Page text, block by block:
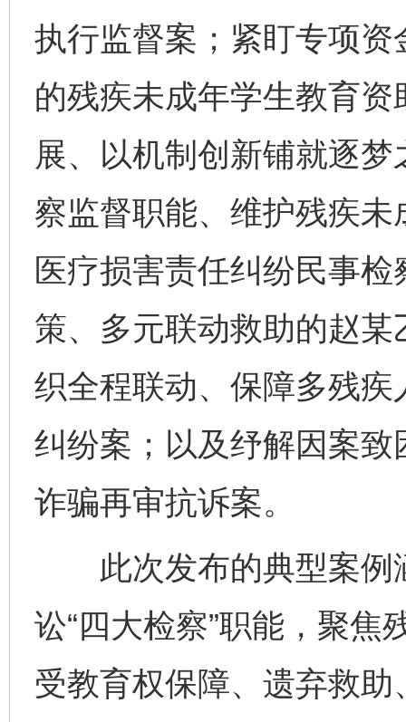
执行监督案；紧盯专项
的残疾未成年学生教育
展、以机制创新铺就逐
察监督职能、维护残疾
医疗损害责任纠纷民事
策、多元联动救助的赵
织全程联动、保障多残
纠纷案；以及纾解因案
诈骗再审抗诉案。
此次发布的典型案例
讼“四大检察”职能，聚焦
受教育权保障、遗弃救